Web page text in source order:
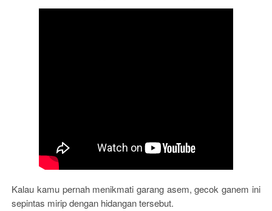
Kalau kamu pernah menikmati garang asem, gecok ganem ini
sepintas mirip dengan hidangan tersebut.